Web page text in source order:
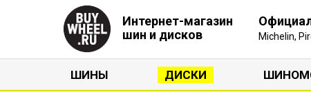
Интернет-магазин
шин и дисков
Michelin,
ШИНЫ ДИСКИ